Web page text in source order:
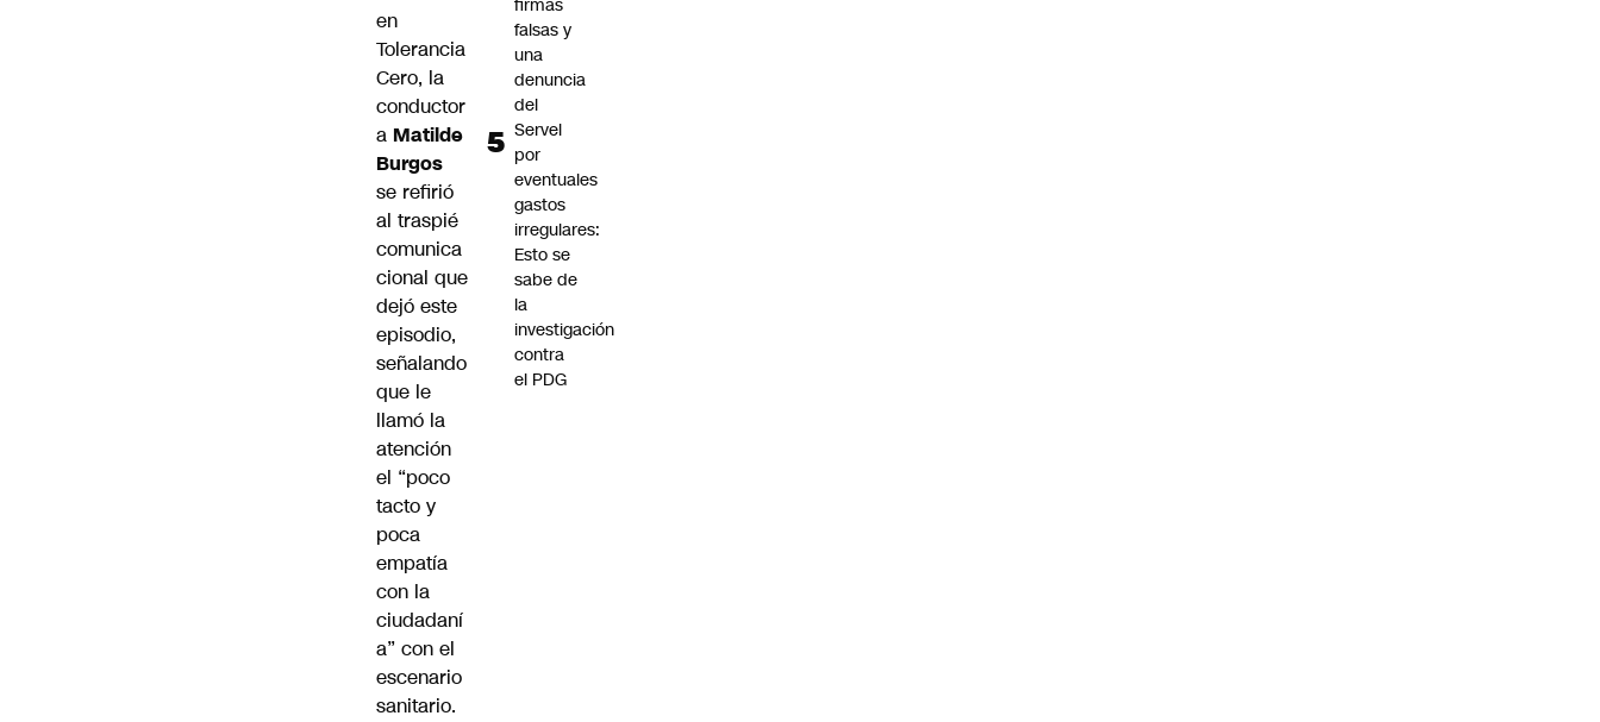
en
Tolerancia
Cero, la
conductor
a Matilde
Burgos
se refirió
al traspié
comunica
cional que
dejó este
episodio,
señalando
que le
llamó la
atención
el “poco
tacto y
poca
empatía
con la
ciudadaní
a” con el
escenario
sanitario.
firmas
falsas y
una
denuncia
del
Servel
por
eventuales
gastos
irregulares:
Esto se
sabe de
la
investigación
contra
el PDG